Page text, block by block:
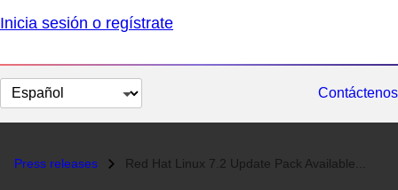
Inicia sesión o regístrate
Cambiar
el
Contáctenos
Press releases Red Hat Linux 7.2 Update Pack Available...